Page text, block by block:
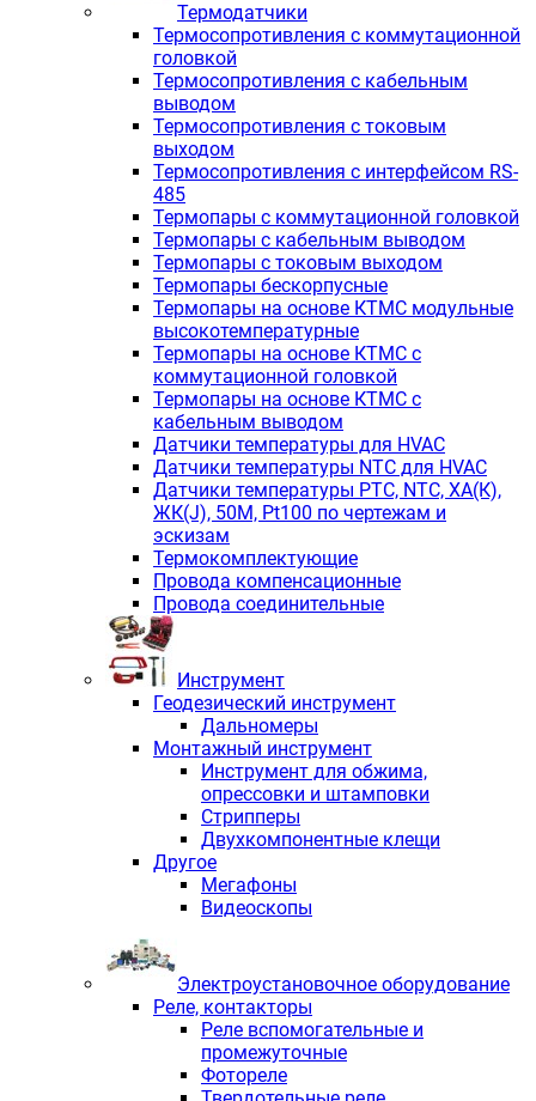
Термодатчики
Термосопротивления с коммутационной
головкой
Термосопротивления с кабельным
выводом
Термосопротивления с токовым
выходом
Термосопротивления с интерфейсом RS-
485
Термопары с коммутационной головкой
Термопары с кабельным выводом
Термопары с токовым выходом
Термопары бескорпусные
Термопары на основе КТМС модульные
высокотемпературные
Термопары на основе КТМС с
коммутационной головкой
Термопары на основе КТМС с
кабельным выводом
Датчики температуры для HVAC
Датчики температуры NTC для HVAC
Датчики температуры PTС, NTC, ХА(К),
ЖК(J), 50М, Pt100 по чертежам и
эскизам
Термокомплектующие
Провода компенсационные
Провода соединительные
Инструмент
Геодезический инструмент
Дальномеры
Монтажный инструмент
Инструмент для обжима,
опрессовки и штамповки
Стрипперы
Двухкомпонентные клещи
Другое
Мегафоны
Видеоскопы
Электроустановочное оборудование
Реле, контакторы
Реле вспомогательные и
промежуточные
Фотореле